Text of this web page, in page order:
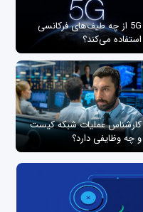
5G از چه طیف‌های فرکانسی
استفاده می‌کند؟
کارشناس عملیات شبکه کیست
و چه وظایفی دارد؟